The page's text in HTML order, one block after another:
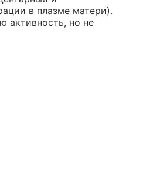
в плазме матери).
активность, но не